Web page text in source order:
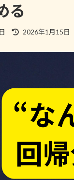
る
最
:
2026年1月15日